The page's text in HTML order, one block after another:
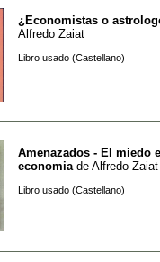
¿Economistas o
Alfredo Zaiat
Libro usado (Castellano)
Amenazados - El miedo
economia de Alfredo Zaiat
Libro usado (Castellano)